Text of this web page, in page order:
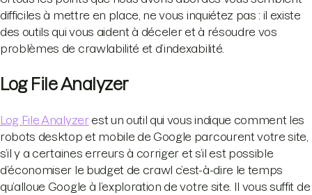
difficiles à mettre en place, ne vous inquiétez pas : il existe
des outils qui vous aident à déceler et à résoudre vos
problèmes de crawlabilité et d’indexabilité.
Log File Analyzer
Log File Analyzerest un outil qui vous indique comment les
robots desktop et mobile de Google parcourent votre site,
s’il y a certaines erreurs à corriger et s’il est possible
d’économiser le budget de crawl c’est-à-dire le temps
qu’alloue Google à l’exploration de votre site. Il vous suffit de